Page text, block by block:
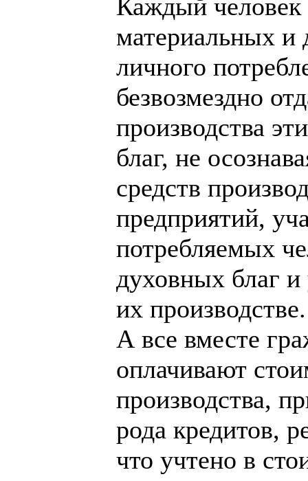
Каждый человек
материальных и
личного
безвозмездно
производства
благ, не
средств
предприятий,
потребляемых
духовных благ
их производстве.
А все вместе
оплачивают
производства,
рода кредитов,
что учтено в